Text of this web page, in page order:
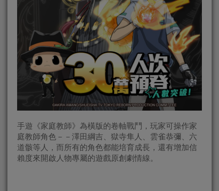
手遊《家庭教師》為橫版的卷軸戰鬥，玩家可操作家
庭教師角色－－澤田綱吉、獄寺隼人、雲雀恭彌、六
道骸等人，而所有的角色都能培育成長，還有增加信
賴度來開啟人物專屬的遊戲原創劇情線。